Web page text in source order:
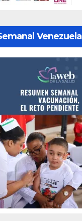
Venezuela